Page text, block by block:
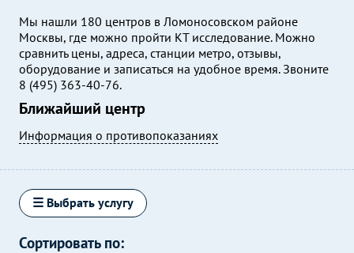
Мы нашли 180 центров в Ломоносовском районе
Москвы, где можно пройти КТ исследование. Можно
сравнить цены, адреса, станции метро, отзывы,
оборудование и записаться на удобное время. Звоните
8 (495) 363-40-76.
Ближайший центр
Информация о противопоказаниях
☰ Выбрать услугу
Сортировать по: